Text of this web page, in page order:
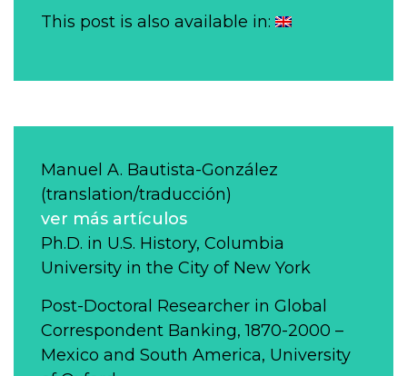
This post is also available in:
Manuel A. Bautista-González
(translation/traducción)
ver más artículos
Ph.D. in U.S. History, Columbia
University in the City of New York
Post-Doctoral Researcher in Global
Correspondent Banking, 1870-2000 –
Mexico and South America, University